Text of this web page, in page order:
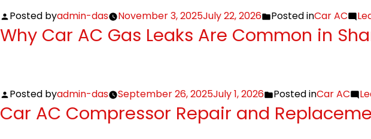
Posted byadmin-das November 3, 2025July 22, 2026 Posted inCar AC
Why Car AC Gas Leaks Are Common in
Posted byadmin-das September 26, 2025July 1, 2026 Posted inCar AC
Car AC Compressor Repair and